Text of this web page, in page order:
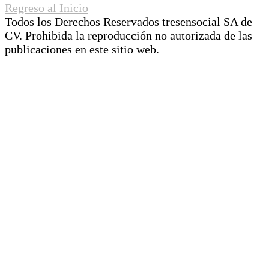
Regreso al Inicio
Todos los Derechos Reservados tresensocial SA de
CV. Prohibida la reproducción no autorizada de las
publicaciones en este sitio web.